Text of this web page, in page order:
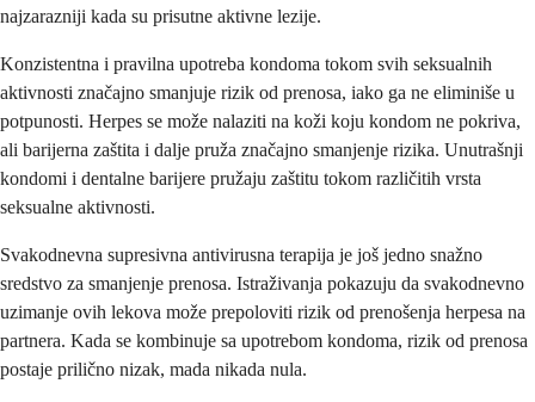
najzarazniji kada su prisutne aktivne lezije.
Konzistentna i pravilna upotreba kondoma tokom svih seksualnih
aktivnosti značajno smanjuje rizik od prenosa, iako ga ne eliminiše u
potpunosti. Herpes se može nalaziti na koži koju kondom ne pokriva,
ali barijerna zaštita i dalje pruža značajno smanjenje rizika. Unutrašnji
kondomi i dentalne barijere pružaju zaštitu tokom različitih vrsta
seksualne aktivnosti.
Svakodnevna supresivna antivirusna terapija je još jedno snažno
sredstvo za smanjenje prenosa. Istraživanja pokazuju da svakodnevno
uzimanje ovih lekova može prepoloviti rizik od prenošenja herpesa na
partnera. Kada se kombinuje sa upotrebom kondoma, rizik od prenosa
postaje prilično nizak, mada nikada nula.